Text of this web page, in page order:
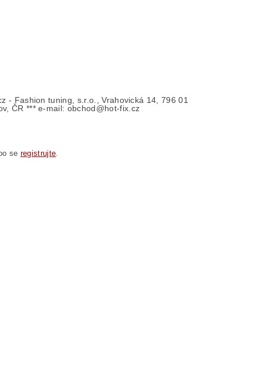
- Fashion tuning, s.r.o., Vrahovická 14, 796 01
ČR *** e-mail: obchod@hot-fix.cz
se registrujte.